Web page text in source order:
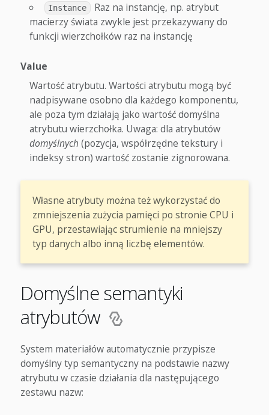
Instance
Raz na instancję, np. atrybut
macierzy świata zwykle jest przekazywany do
funkcji wierzchołków raz na instancję
Value
Wartość atrybutu. Wartości atrybutu mogą być
nadpisywane osobno dla każdego komponentu,
ale poza tym działają jako wartość domyślna
atrybutu wierzchołka. Uwaga: dla atrybutów
domyślnych (pozycja, współrzędne tekstury i
indeksy stron) wartość zostanie zignorowana.
Własne atrybuty można też wykorzystać do
zmniejszenia zużycia pamięci po stronie CPU i
GPU, przestawiając strumienie na mniejszy
typ danych albo inną liczbę elementów.
Domyślne semantyki
atrybutów
System materiałów automatycznie przypisze
domyślny typ semantyczny na podstawie nazwy
atrybutu w czasie działania dla następującego
zestawu nazw: